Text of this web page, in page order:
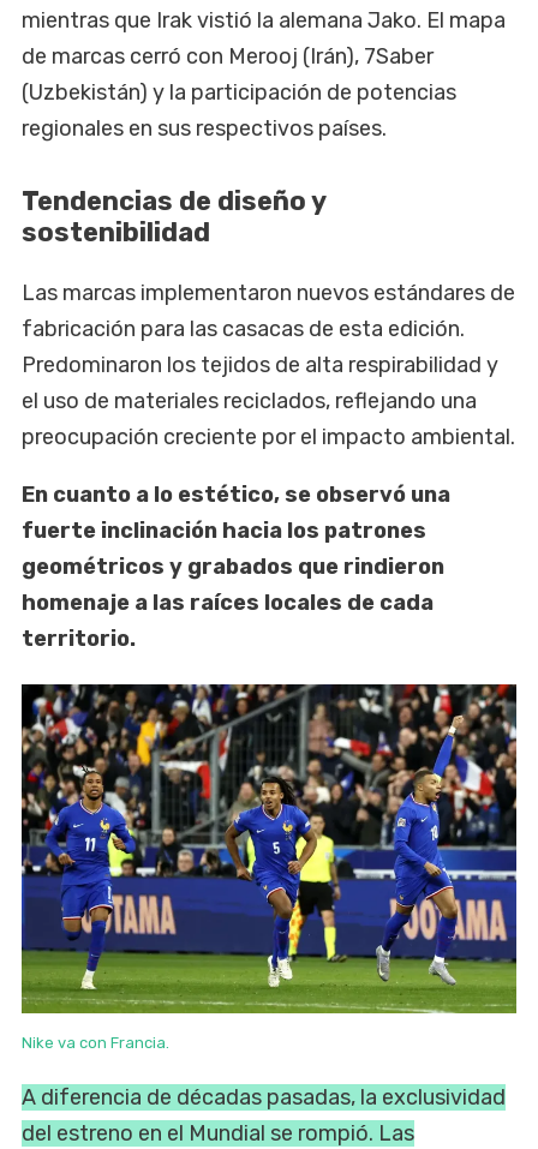
mientras que Irak vistió la alemana Jako. El mapa
de marcas cerró con Merooj (Irán), 7Saber
(Uzbekistán) y la participación de potencias
regionales en sus respectivos países.
Tendencias de diseño y
sostenibilidad
Las marcas implementaron nuevos estándares de
fabricación para las casacas de esta edición.
Predominaron los tejidos de alta respirabilidad y
el uso de materiales reciclados, reflejando una
preocupación creciente por el impacto ambiental.
En cuanto a lo estético, se observó una
fuerte inclinación hacia los patrones
geométricos y grabados que rindieron
homenaje a las raíces locales de cada
territorio.
Nike va con Francia.
A diferencia de décadas pasadas, la exclusividad
del estreno en el Mundial se rompió. Las